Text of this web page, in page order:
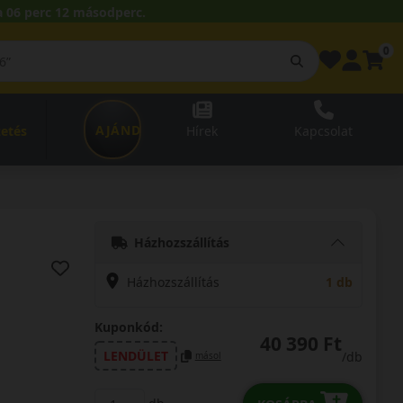
06 perc 11 másodperc.
AJÁNDÉKUTALVÁNY
Házhozszállítás
Házhozszállítás 1 db
Kuponkód:
LENDÜLET
másol 40 390 Ft
/db